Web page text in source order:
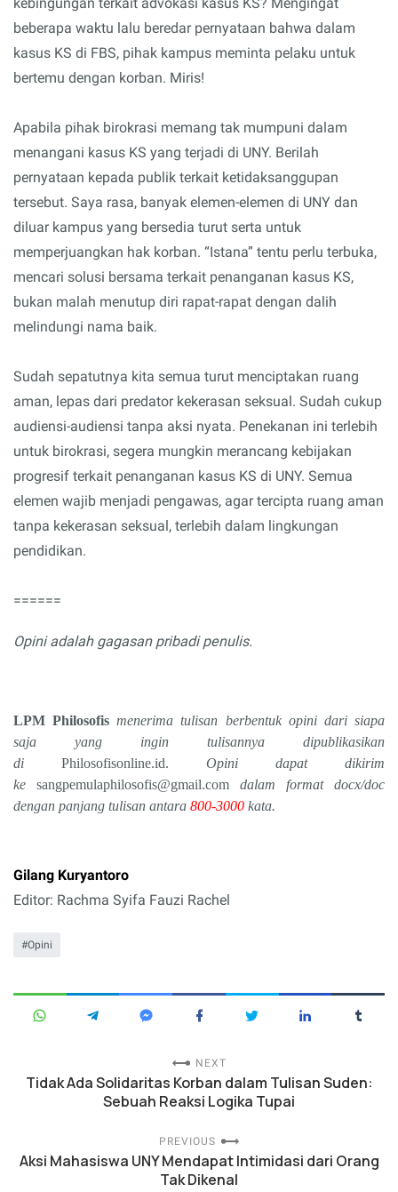
beberapa waktu lalu beredar pernyataan bahwa dalam
kasus KS di FBS, pihak kampus meminta pelaku untuk
bertemu dengan korban. Miris!
Apabila pihak birokrasi memang tak mumpuni dalam
menangani kasus KS yang terjadi di UNY. Berilah
pernyataan kepada publik terkait ketidaksanggupan
tersebut. Saya rasa, banyak elemen-elemen di UNY dan
diluar kampus yang bersedia turut serta untuk
memperjuangkan hak korban. “Istana” tentu perlu terbuka,
mencari solusi bersama terkait penanganan kasus KS,
bukan malah menutup diri rapat-rapat dengan dalih
melindungi nama baik.
Sudah sepatutnya kita semua turut menciptakan ruang
aman, lepas dari predator kekerasan seksual. Sudah cukup
audiensi-audiensi tanpa aksi nyata. Penekanan ini terlebih
untuk birokrasi, segera mungkin merancang kebijakan
progresif terkait penanganan kasus KS di UNY. Semua
elemen wajib menjadi pengawas, agar tercipta ruang aman
tanpa kekerasan seksual, terlebih dalam lingkungan
pendidikan.
======
Opini adalah gagasan pribadi penulis.
LPM Philosofis menerima tulisan berbentuk opini dari siapa
saja yang ingin tulisannya dipublikasikan
di Philosofisonline.id. Opini dapat dikirim
ke sangpemulaphilosofis@gmail.com dalam format docx/doc
dengan panjang tulisan antara 800-3000 kata.
Gilang Kuryantoro
Editor: Rachma Syifa Fauzi Rachel
Opini
NEXT
Tidak Ada Solidaritas Korban dalam Tulisan Suden:
Sebuah Reaksi Logika Tupai
PREVIOUS
Aksi Mahasiswa UNY Mendapat Intimidasi dari Orang
Tak Dikenal